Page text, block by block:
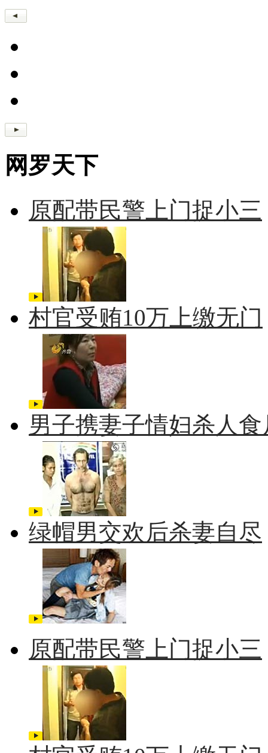
网罗天下
原配带民警上门捉小三
村官受贿10万上缴无门
男子携妻子情妇杀人食
绿帽男交欢后杀妻自尽
原配带民警上门捉小三